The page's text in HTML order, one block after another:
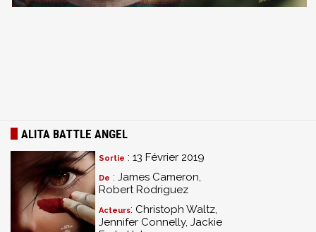
ALITA BATTLE ANGEL
Sortie : 13 Février 2019
De : James Cameron,
Robert Rodriguez
Acteurs: Christoph Waltz,
Jennifer Connelly, Jackie